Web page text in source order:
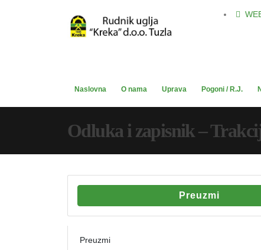
Naslovna O nama Uprava Pogoni / R.J.
Odluka i zapisnik –
Preuzmi
Preuzmi